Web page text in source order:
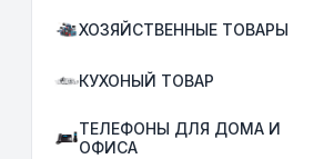
ХОЗЯЙСТВЕННЫЕ ТОВАРЫ
КУХОНЫЙ ТОВАР
ТЕЛЕФОНЫ ДЛЯ ДОМА И
ОФИСА